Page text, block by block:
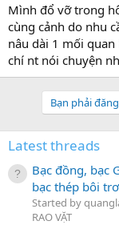
Mình đổ vỡ trong
cùng cảnh do nhu
nâu dài 1 mối
chí nt nói chuyện
Bạn phải
Latest threads
Bạc đồng, bạc
bạc thép bôi
Started by
RAO VẶT